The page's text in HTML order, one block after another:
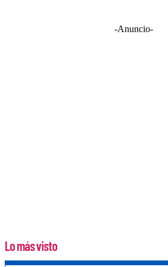
-Anuncio-
Lo más visto